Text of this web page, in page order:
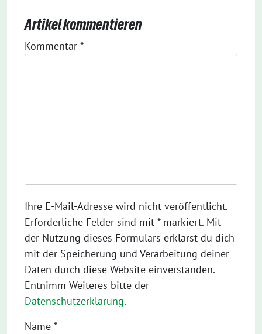
Artikel kommentieren
Kommentar *
Ihre E-Mail-Adresse wird nicht veröffentlicht.
Erforderliche Felder sind mit * markiert. Mit
der Nutzung dieses Formulars erklärst du dich
mit der Speicherung und Verarbeitung deiner
Daten durch diese Website einverstanden.
Entnimm Weiteres bitte der
Datenschutzerklärung.
Name *